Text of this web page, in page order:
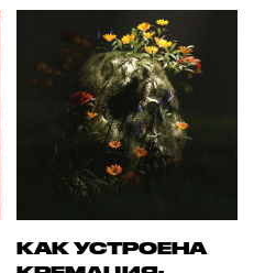
КАК УСТРОЕНА